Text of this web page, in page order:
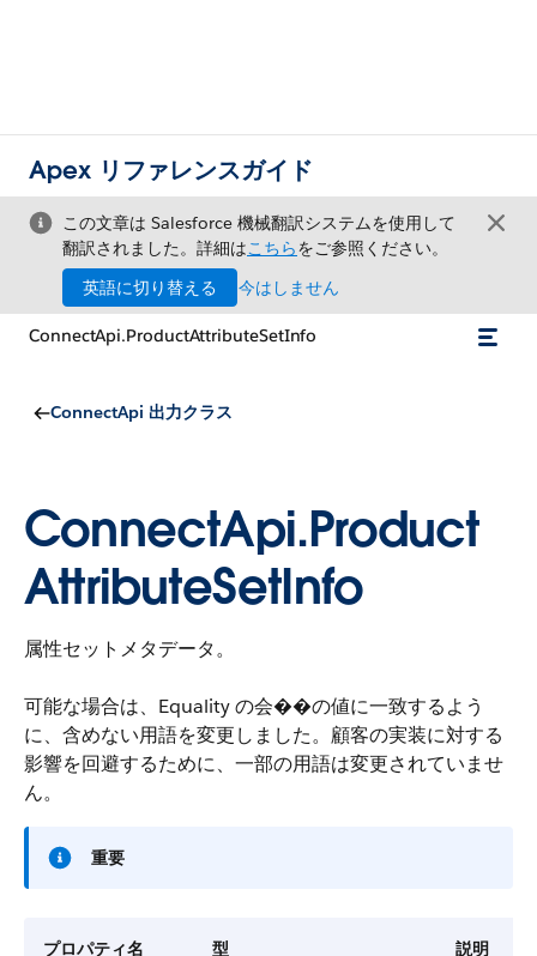
Apex リファレンスガイド
この文章は Salesforce 機械翻訳システムを使用して
翻訳されました。詳細はこちらをご参照ください。
英語に切り替える
今はしません
ConnectApi.ProductAttributeSetInfo
ConnectApi 出力クラス
ConnectApi.Product
AttributeSetInfo
属性セットメタデータ。
可能な場合は、Equality の会��の値に一致するよう
に、含めない用語を変更しました。顧客の実装に対する
影響を回避するために、一部の用語は変更されていませ
ん。
重要
プロパティ名 型 説明